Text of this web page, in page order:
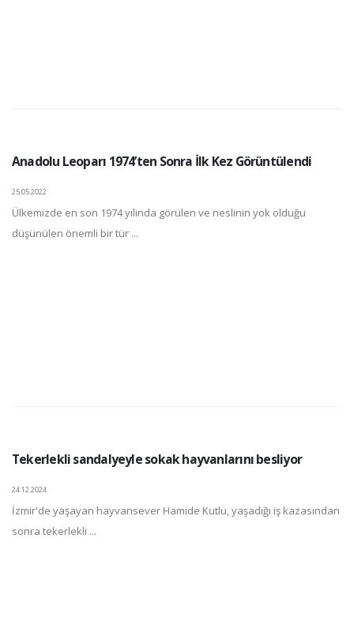
Anadolu Leoparı 1974’ten Sonra İlk Kez Görüntülendi
25.05.2022
Ülkemizde en son 1974 yılında görülen ve neslinin yok olduğu
düşünülen önemli bir tür ...
Tekerlekli sandalyeyle sokak hayvanlarını besliyor
24.12.2024
İzmir'de yaşayan hayvansever Hamide Kutlu, yaşadığı iş kazasından
sonra tekerlekli ...